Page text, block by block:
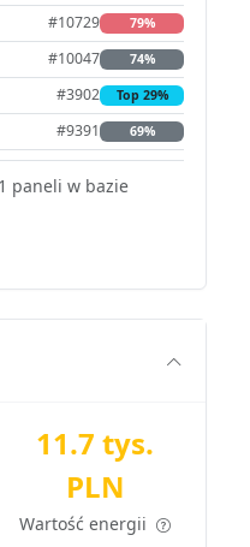
#10729 79%
#10047 74%
#3902 Top 29%
#9391 69%
paneli w bazie
11.7 tys.
PLN
Wartość energii